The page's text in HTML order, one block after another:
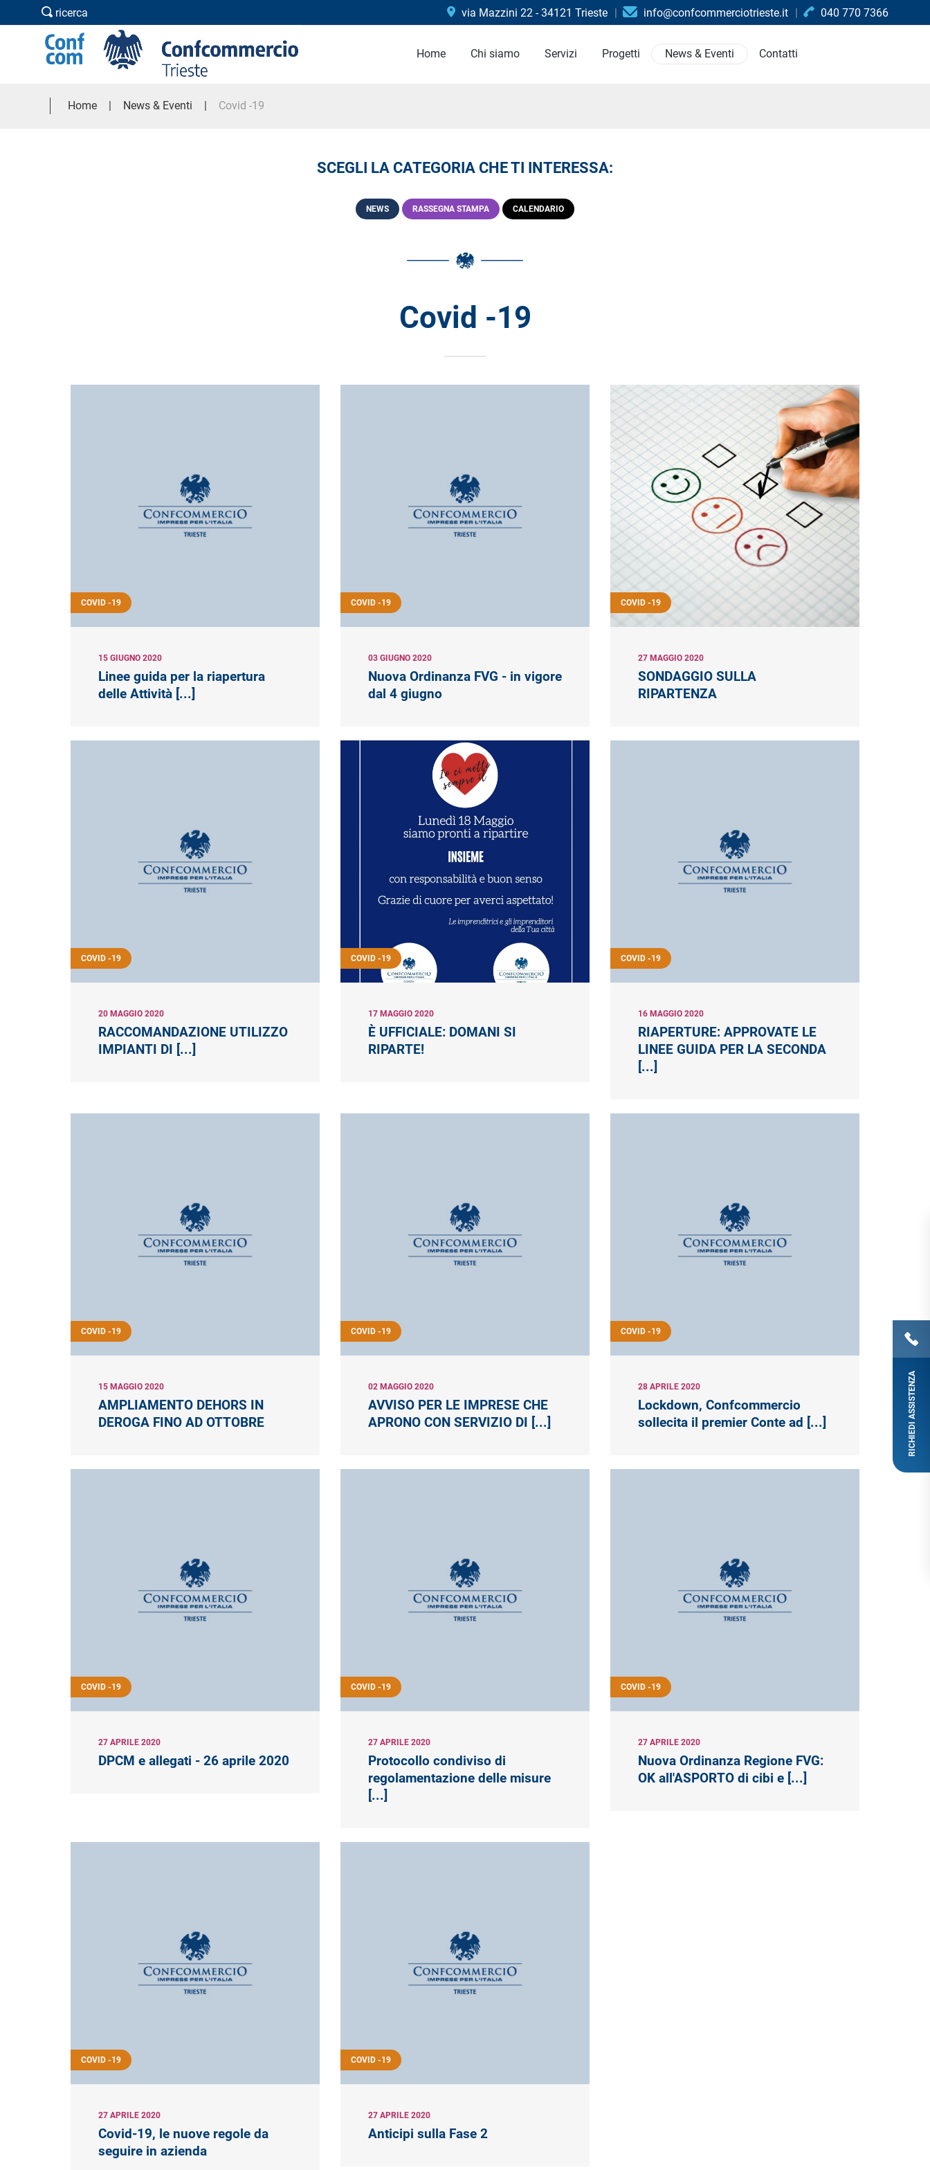
ricerca via Mazzini 22 - 34121 Trieste info@confcommerciotrieste.it 040 770 7366
Home Chi siamo Servizi Progetti News & Eventi Contatti
Home News & Eventi Covid -19
SCEGLI LA CATEGORIA CHE TI INTERESSA:
NEWS RASSEGNA STAMPA CALENDARIO
Covid -19
COVID -19
15 GIUGNO 2020
Linee guida per la riapertura
delle Attività [...]
COVID -19
03 GIUGNO 2020
Nuova Ordinanza FVG - in vigore
dal 4 giugno
COVID -19
27 MAGGIO 2020
SONDAGGIO SULLA
RIPARTENZA
COVID -19
20 MAGGIO 2020
RACCOMANDAZIONE UTILIZZO
IMPIANTI DI [...]
COVID -19
17 MAGGIO 2020
È UFFICIALE: DOMANI SI
RIPARTE!
COVID -19
16 MAGGIO 2020
RIAPERTURE: APPROVATE LE
LINEE GUIDA PER LA SECONDA
[...]
COVID -19
15 MAGGIO 2020
AMPLIAMENTO DEHORS IN
DEROGA FINO AD OTTOBRE
COVID -19
02 MAGGIO 2020
AVVISO PER LE IMPRESE CHE
APRONO CON SERVIZIO DI [...]
COVID -19
28 APRILE 2020
Lockdown, Confcommercio
sollecita il premier Conte ad [...]
COVID -19
27 APRILE 2020
DPCM e allegati - 26 aprile 2020
COVID -19
27 APRILE 2020
Protocollo condiviso di
regolamentazione delle misure
[...]
COVID -19
27 APRILE 2020
Nuova Ordinanza Regione FVG:
OK all'ASPORTO di cibi e [...]
COVID -19
27 APRILE 2020
Covid-19, le nuove regole da
seguire in azienda
COVID -19
27 APRILE 2020
Anticipi sulla Fase 2
RICHIEDI ASSISTENZA